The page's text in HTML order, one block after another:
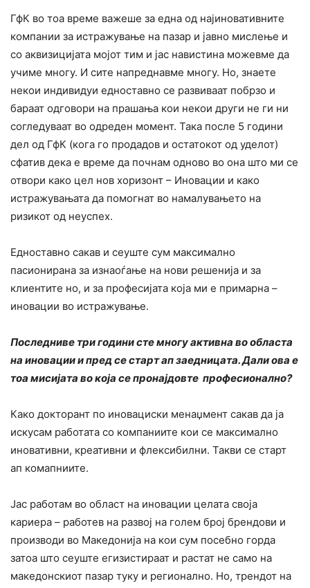
ГфК во тоа време важеше за една од најиновативните
компании за истражување на пазар и јавно мислење и
со аквизицијата мојот тим и јас навистина можевме да
учиме многу. И сите напреднавме многу. Но, знаете
некои индивидуи едноставно се развиваат побрзо и
бараат одговори на прашања кои некои други не ги ни
согледуваат во одреден момент. Така после 5 години
дел од ГфК (кога го продадов и остатокот од уделот)
сфатив дека е време да почнам одново во она што ми се
отвори како цел нов хоризонт – Иновации и како
истражувањата да помогнат во намалувањето на
ризикот од неуспех.
Едноставно сакав и сеуште сум максимално
пасионирана за изнаоѓање на нови решенија и за
клиентите но, и за професијата која ми е примарна –
иновации во истражување.
Последниве три години сте многу активна во областа
на иновации и пред се старт ап заедницата. Дали ова е
тоа мисијата во која се пронајдовте професионално?
Како докторант по иновациски менаџмент сакав да ја
искусам работата со компаниите кои се максимално
иновативни, креативни и флексибилни. Такви се старт
ап комапниите.
Јас работам во област на иновации целата своја
кариера – работев на развој на голем број брендови и
производи во Македонија на кои сум посебно горда
затоа што сеуште егизистираат и растат не само на
македонскиот пазар туку и регионално. Но, трендот на